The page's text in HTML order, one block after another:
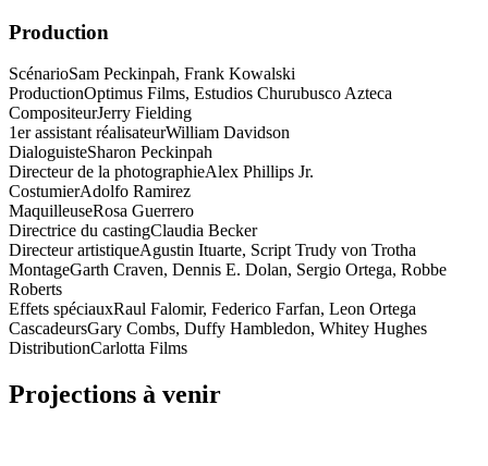
Production
ScénarioSam Peckinpah, Frank Kowalski
ProductionOptimus Films, Estudios Churubusco Azteca
CompositeurJerry Fielding
1er assistant réalisateurWilliam Davidson
DialoguisteSharon Peckinpah
Directeur de la photographieAlex Phillips Jr.
CostumierAdolfo Ramirez
MaquilleuseRosa Guerrero
Directrice du castingClaudia Becker
Directeur artistiqueAgustin Ituarte, Script Trudy von Trotha
MontageGarth Craven, Dennis E. Dolan, Sergio Ortega, Robbe
Roberts
Effets spéciauxRaul Falomir, Federico Farfan, Leon Ortega
CascadeursGary Combs, Duffy Hambledon, Whitey Hughes
DistributionCarlotta Films
Projections à venir